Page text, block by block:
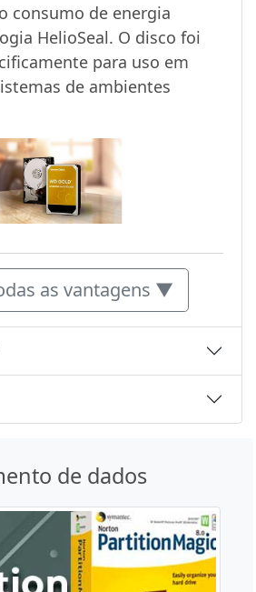
consumo de energia
HelioSeal. O disco foi
para uso em
de ambientes
as vantagens ▼
de dados